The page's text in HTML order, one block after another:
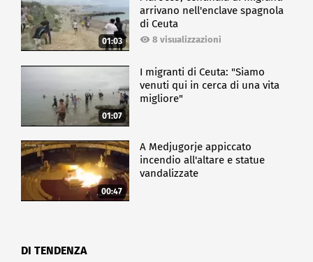
01:03
arrivano nell'enclave spagnola
di Ceuta
8 visualizzazioni
01:07
I migranti di Ceuta: "Siamo
venuti qui in cerca di una vita
migliore"
00:47
A Medjugorje appiccato
incendio all'altare e statue
vandalizzate
DI TENDENZA